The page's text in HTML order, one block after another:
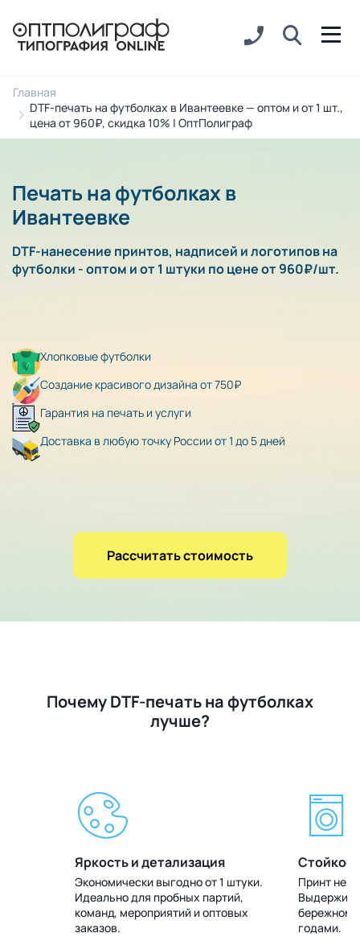
Главная
DTF-печать на футболках в Ивантеевке — оптом и от 1 шт.,
цена от 960₽, скидка 10% | ОптПолиграф
Печать на футболках в
Ивантеевке
DTF-нанесение принтов, надписей и логотипов на
футболки - оптом и от 1 штуки по цене от 960₽/шт.
Хлопковые футболки
Создание красивого дизайна от 750₽
Гарантия на печать и услуги
Доставка в любую точку России от 1 до 5 дней
Рассчитать стоимость
Почему DTF-печать на футболках
лучше?
Яркость и детализация
Экономически выгодно от 1 штуки.
Идеально для пробных партий,
команд, мероприятий и оптовых
заказов.
Принт не
бережном
годами.